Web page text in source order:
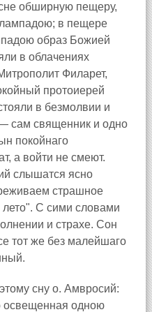
обширную пещеру,
в пещере
образ Божией
в облачениях
Филарет,
протоиерей
в безмолвии и
сам священник и одно
покойнаго
а войти не смеют.
слышатся ясно
страшное
С сими словами
и страхе. Сон
тот же без малейшаго
сну о. Амвросий:
одною